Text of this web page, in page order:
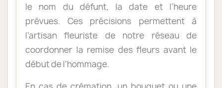
le nom du défunt, la date et l’heure
prévues. Ces précisions permettent à
l’artisan fleuriste de notre réseau de
coordonner la remise des fleurs avant le
début de l’hommage.